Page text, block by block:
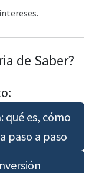
de Saber?
qué es, cómo
paso a paso